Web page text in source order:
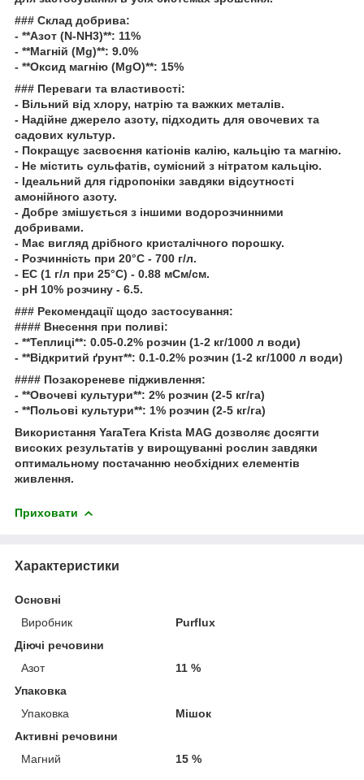
### Склад добрива:
- **Азот (N-NH3)**: 11%
- **Магній (Mg)**: 9.0%
- **Оксид магнію (MgO)**: 15%
### Переваги та властивості:
- Вільний від хлору, натрію та важких металів.
- Надійне джерело азоту, підходить для овочевих та
садових культур.
- Покращує засвоєння катіонів калію, кальцію та магнію.
- Не містить сульфатів, сумісний з нітратом кальцію.
- Ідеальний для гідропоніки завдяки відсутності
амонійного азоту.
- Добре змішується з іншими водорозчинними
добривами.
- Має вигляд дрібного кристалічного порошку.
- Розчинність при 20°С - 700 г/л.
- ЕС (1 г/л при 25°С) - 0.88 мСм/см.
- pH 10% розчину - 6.5.
### Рекомендації щодо застосування:
#### Внесення при поливі:
- **Теплиці**: 0.05-0.2% розчин (1-2 кг/1000 л води)
- **Відкритий ґрунт**: 0.1-0.2% розчин (1-2 кг/1000 л води)
#### Позакореневе підживлення:
- **Овочеві культури**: 2% розчин (2-5 кг/га)
- **Польові культури**: 1% розчин (2-5 кг/га)
Використання YaraTera Krista MAG дозволяє досягти
високих результатів у вирощуванні рослин завдяки
оптимальному постачанню необхідних елементів
живлення.
Приховати
Характеристики
Основні
Виробник
Purflux
Діючі речовини
Азот
11 %
Упаковка
Упаковка
Мішок
Активні речовини
Магний
15 %